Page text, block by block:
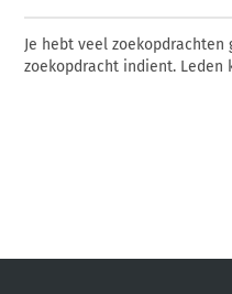
Je hebt veel
zoekopdracht indient. Leden